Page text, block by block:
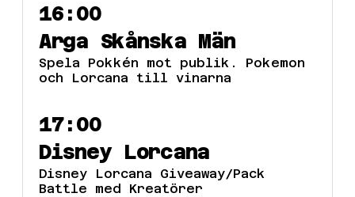
16:00
Arga Skånska Män
Spela Pokkén mot publik. Pokemon
och Lorcana till vinarna
17:00
Disney Lorcana
Disney Lorcana Giveaway/Pack
Battle med Kreatörer